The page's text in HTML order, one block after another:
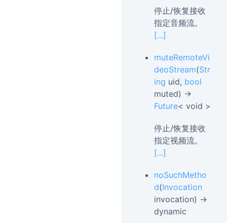
停止/恢复接收
指定音频流。
[...]
muteRemoteVi
deoStream(Str
ing uid, bool
muted) →
Future< void >
停止/恢复接收
指定视频流。
[...]
noSuchMetho
d(Invocation
invocation) →
dynamic